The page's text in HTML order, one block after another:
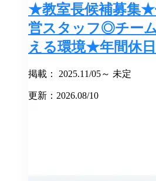
★教室長候補募集★
営スタッフ◎チー
える環境★年間休日
掲載： 2025.11/05～ 未定
更新：2026.08/10